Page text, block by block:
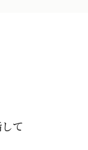
て